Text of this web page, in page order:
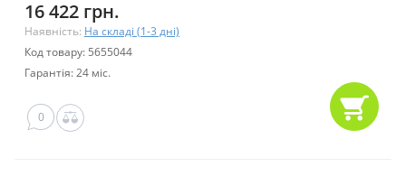
16 422 грн.
Наявність: На складі (1-3 дні)
Код товару: 5655044
Гарантія: 24 міс.
0